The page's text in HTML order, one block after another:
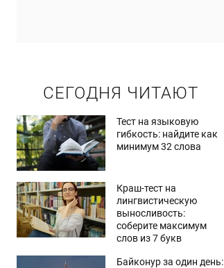
СЕГОДНЯ ЧИТАЮТ
Тест на языковую
гибкость: найдите как
минимум 32 слова
Краш-тест на
лингвистическую
выносливость:
соберите максимум
слов из 7 букв
Байконур за один день: